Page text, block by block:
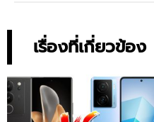
เรื่องที่เกี่ยวข้อง